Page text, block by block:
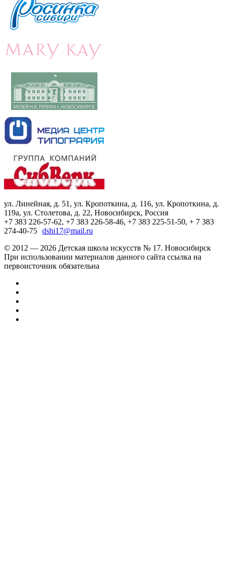
ул. Линейная, д. 51, ул. Кропоткина, д. 116, ул. Кропоткина, д.
119а, ул. Столетова, д. 22, Новосибирск, Россия
+7 383 226-57-62, +7 383 226-58-46, +7 383 225-51-50, + 7 383
274-40-75 dshi17@mail.ru
© 2012 — 2026 Детская школа искусств № 17. Новосибирск
При использовании материалов данного сайта ссылка на
первоисточник обязательна